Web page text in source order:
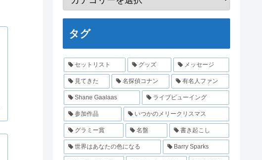
タグ
セットリスト グッズ メッセージ
見てきた 名探偵コナン 有名人ファン
Shane Gaalaas ライブビューイング
参加作品 いつかのメリークリスマス
グラミー賞 名盤 書き起こし
世界はあなたの色になる Barry Sparks